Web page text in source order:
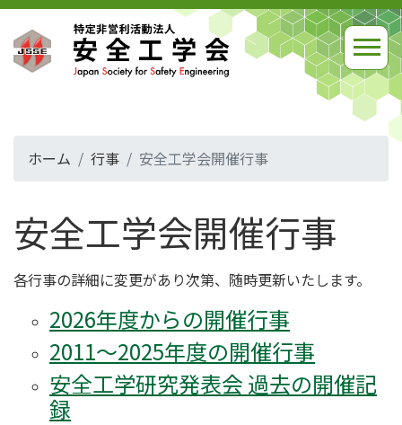
ホーム 行事 安全工学会開催行事
安全工学会開催行事
各行事の詳細に変更があり次第、随時更新いたします。
2026年度からの開催行事
2011～2025年度の開催行事
安全工学研究発表会 過去の開催記
録